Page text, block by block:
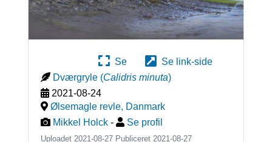
Se
Se link-side
Dværgryle (Calidris minuta)
2021-08-24
Ølsemagle revle, Danmark
Mikkel Holck - Se profil
Uploadet 2021-08-27 Publiceret 2021-08-27